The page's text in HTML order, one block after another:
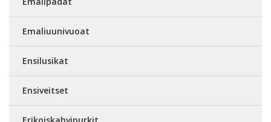
Emaliuunivuoat
Ensilusikat
Ensiveitset